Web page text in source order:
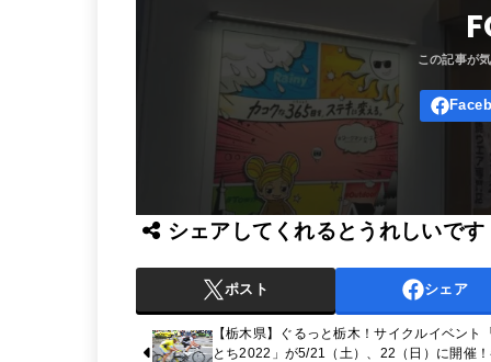
シェアしてくれるとうれしいです
ポスト シェア
【栃木県】ぐるっと栃木！サイクルイベント
とち2022」が5/21（土）、22（日）に開催